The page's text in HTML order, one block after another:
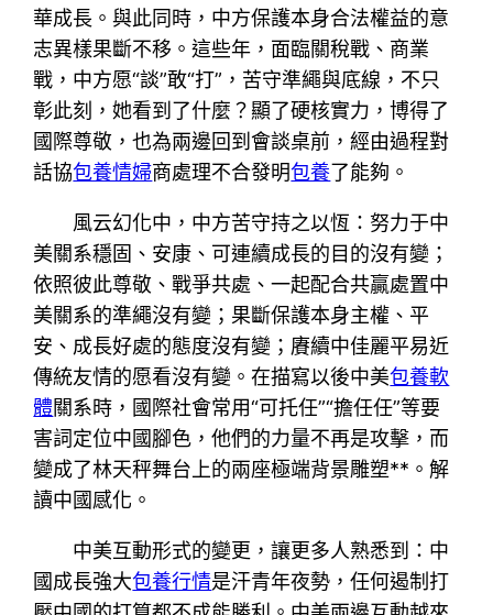
華成長。與此同時，中方保護本身合法權益的意
志異樣果斷不移。這些年，面臨關稅戰、商業
戰，中方愿“談”敢“打”，苦守準繩與底線，不只
彰此刻，她看到了什麼？顯了硬核實力，博得了
國際尊敬，也為兩邊回到會談桌前，經由過程對
話協包養情婦商處理不合發明包養了能夠。
風云幻化中，中方苦守持之以恆：努力于中
美關系穩固、安康、可連續成長的目的沒有變；
依照彼此尊敬、戰爭共處、一起配合共贏處置中
美關系的準繩沒有變；果斷保護本身主權、平
安、成長好處的態度沒有變；賡續中佳麗平易近
傳統友情的愿看沒有變。在描寫以後中美包養軟
體關系時，國際社會常用“可托任”“擔任任”等要
害詞定位中國腳色，他們的力量不再是攻擊，而
變成了林天秤舞台上的兩座極端背景雕塑**。解
讀中國感化。
中美互動形式的變更，讓更多人熟悉到：中
國成長強大包養行情是汗青年夜勢，任何遏制打